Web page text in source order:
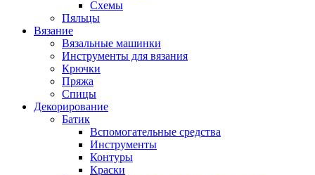
Схемы
Пяльцы
Вязание
Вязальные машинки
Инструменты для вязания
Крючки
Пряжа
Спицы
Декорирование
Батик
Вспомогательные средства
Инструменты
Контуры
Краски